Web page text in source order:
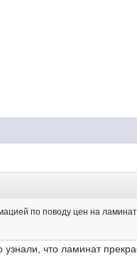
по поводу цен на
что ламинат